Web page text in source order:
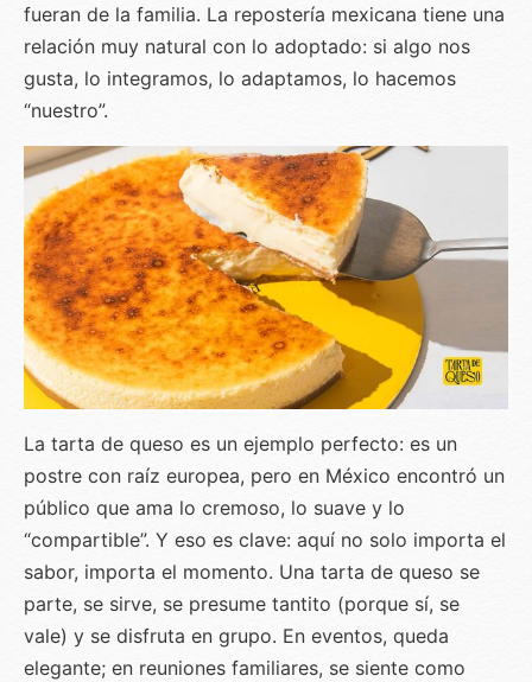
fueran de la familia. La repostería mexicana tiene una
relación muy natural con lo adoptado: si algo nos
gusta, lo integramos, lo adaptamos, lo hacemos
“nuestro”.
La tarta de queso es un ejemplo perfecto: es un
postre con raíz europea, pero en México encontró un
público que ama lo cremoso, lo suave y lo
“compartible”. Y eso es clave: aquí no solo importa el
sabor, importa el momento. Una tarta de queso se
parte, se sirve, se presume tantito (porque sí, se
vale) y se disfruta en grupo. En eventos, queda
elegante; en reuniones familiares, se siente como